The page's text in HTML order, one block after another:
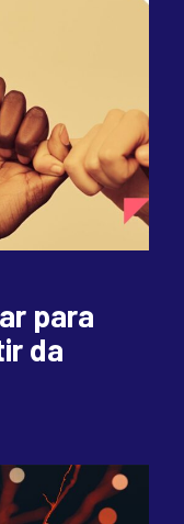
para
da